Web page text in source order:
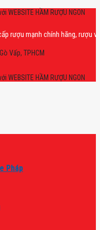
HẦM RƯỢU NGON
mạnh chính hãng, rượu vang
Vấp, TPHCM
HẦM RƯỢU NGON
Pháp